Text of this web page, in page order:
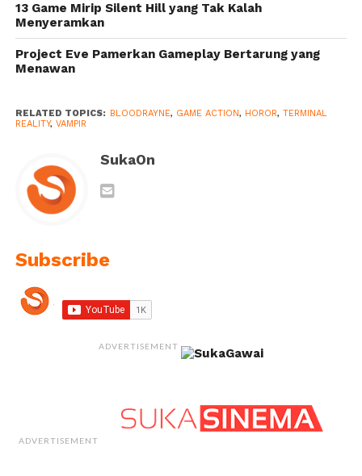
13 Game Mirip Silent Hill yang Tak Kalah
Menyeramkan
Project Eve Pamerkan Gameplay Bertarung yang
Menawan
RELATED TOPICS: BLOODRAYNE, GAME ACTION, HOROR, TERMINAL
REALITY, VAMPIR
SukaOn
Subscribe
ADVERTISEMENT
ADVERTISEMENT